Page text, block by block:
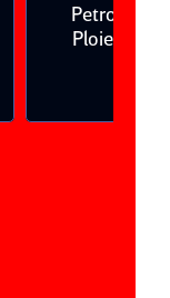
Petrolul
Ploieşti